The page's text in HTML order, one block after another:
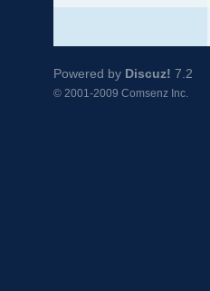
Powered by Discuz! 7.2
© 2001-2009 Comsenz Inc.